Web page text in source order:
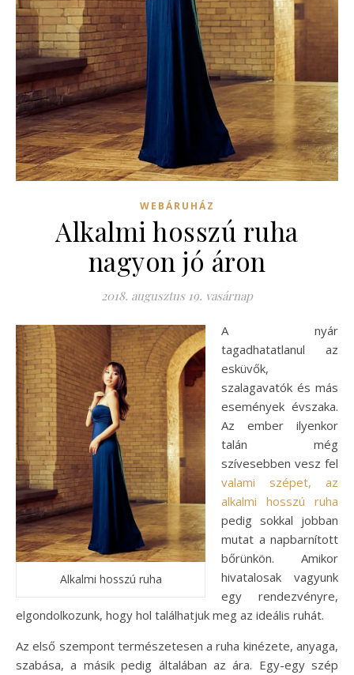
WEBÁRUHÁZ
Alkalmi hosszú ruha
nagyon jó áron
2018. augusztus 19. vasárnap
Alkalmi hosszú ruha
A nyár
tagadhatatlanul az
esküvők,
szalagavatók és más
események évszaka.
Az ember ilyenkor
talán még
szívesebben vesz fel
valami szépet, az
alkalmi hosszú ruha
pedig sokkal jobban
mutat a napbarnított
bőrünkön. Amikor
hivatalosak vagyunk
egy rendezvényre,
elgondolkozunk, hogy hol találhatjuk meg az ideális ruhát.
Az első szempont természetesen a ruha kinézete, anyaga,
szabása, a másik pedig általában az ára. Egy-egy szép